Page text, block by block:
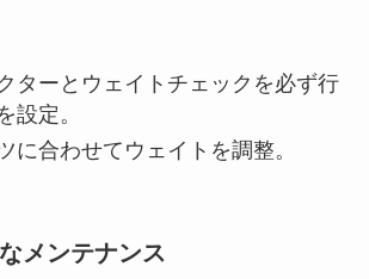
ターとウェイトチェックを必ず行
設定。
に合わせてウェイトを調整。
メンテナンス